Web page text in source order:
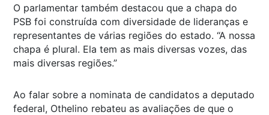
O parlamentar também destacou que a chapa do
PSB foi construída com diversidade de lideranças e
representantes de várias regiões do estado. “A nossa
chapa é plural. Ela tem as mais diversas vozes, das
mais diversas regiões.”
Ao falar sobre a nominata de candidatos a deputado
federal, Othelino rebateu as avaliações de que o